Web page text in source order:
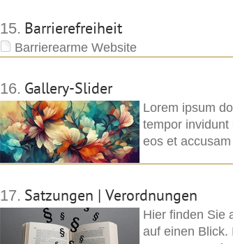
15. Barrierefreiheit
Barrierearme Website
16. Gallery-Slider
Lorem ipsum
tempor invidunt
eos et
17. Satzungen | Verordnungen
Hier finden Sie
auf einen Blick.